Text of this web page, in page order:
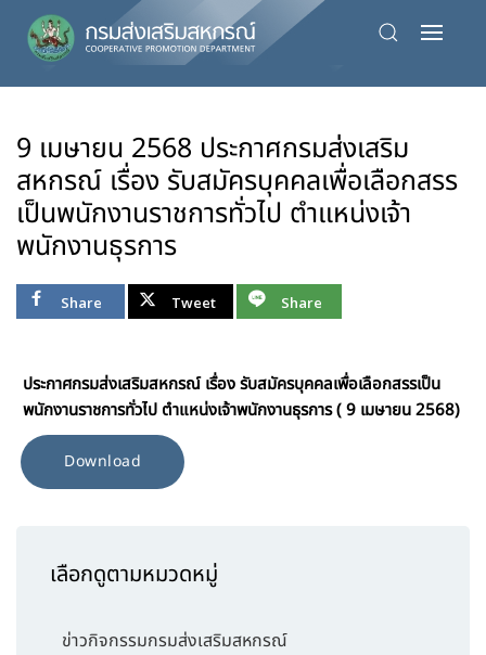
Skip
to
content
9 เมษายน 2568 ประกาศกรมส่งเสริม
สหกรณ์ เรื่อง รับสมัครบุคคลเพื่อเลือกสรร
เป็นพนักงานราชการทั่วไป ตำแหน่งเจ้า
พนักงานธุรการ
Share Tweet Share
ประกาศกรมส่งเสริมสหกรณ์ เรื่อง รับสมัครบุคคลเพื่อเลือกสรรเป็น
พนักงานราชการทั่วไป ตำแหน่งเจ้าพนักงานธุรการ ( 9 เมษายน 2568)
Download
เลือกดูตามหมวดหมู่
ข่าวกิจกรรมกรมส่งเสริมสหกรณ์